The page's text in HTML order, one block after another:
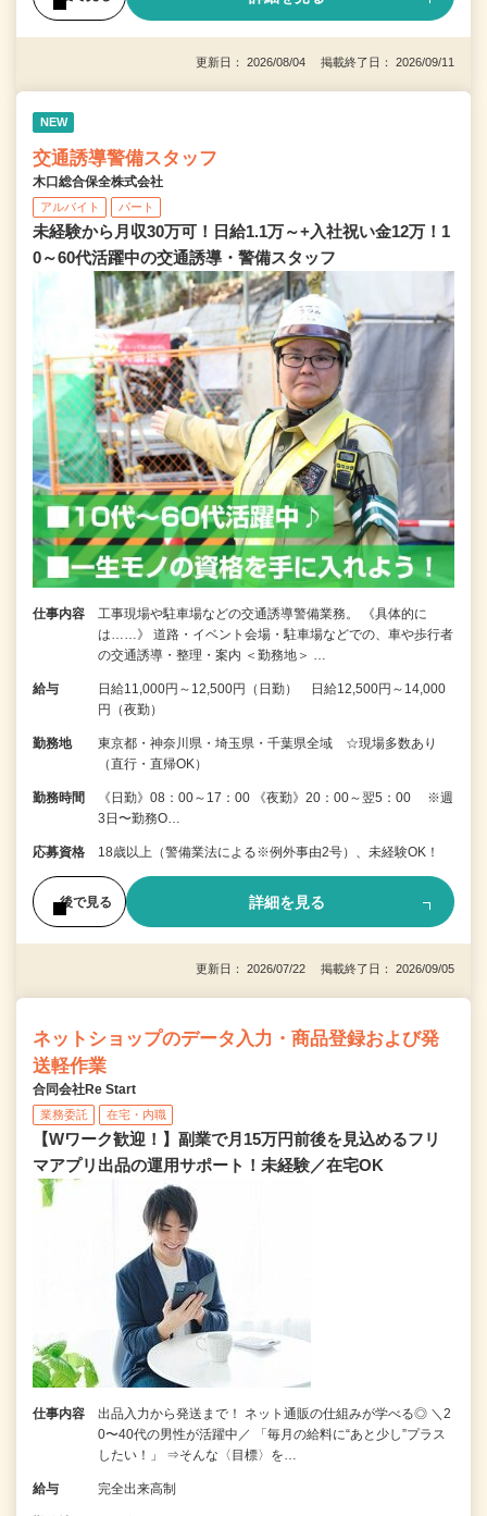
更新日： 2026/08/04 掲載終了日： 2026/09/11
NEW
交通誘導警備スタッフ
木口総合保全株式会社
アルバイト パート
未経験から月収30万可！日給1.1万～+入社祝い金12万！1
0～60代活躍中の交通誘導・警備スタッフ
仕事内容
工事現場や駐車場などの交通誘導警備業務。 《具体的に
は……》 道路・イベント会場・駐車場などでの、車や歩行者
の交通誘導・整理・案内 ＜勤務地＞ …
給与
日給11,000円～12,500円（日勤） 日給12,500円～14,000
円（夜勤）
勤務地
東京都・神奈川県・埼玉県・千葉県全域 ☆現場多数あり
（直行・直帰OK）
勤務時間
《日勤》08：00～17：00 《夜勤》20：00～翌5：00 ※週
3日〜勤務O…
応募資格 18歳以上（警備業法による※例外事由2号）、未経験OK！
後で見る 詳細を見る
更新日： 2026/07/22 掲載終了日： 2026/09/05
ネットショップのデータ入力・商品登録および発
送軽作業
合同会社Re Start
業務委託 在宅・内職
【Wワーク歓迎！】副業で月15万円前後を見込めるフリ
マアプリ出品の運用サポート！未経験／在宅OK
仕事内容
出品入力から発送まで！ ネット通販の仕組みが学べる◎ ＼2
0〜40代の男性が活躍中／ 「毎月の給料に“あと少し”プラス
したい！」 ⇒そんな〈目標〉を…
給与 完全出来高制